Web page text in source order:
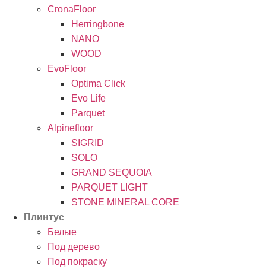
CronaFloor
Herringbone
NANO
WOOD
EvoFloor
Optima Click
Evo Life
Parquet
Alpinefloor
SIGRID
SOLO
GRAND SEQUOIA
PARQUET LIGHT
STONE MINERAL CORE
Плинтус
Белые
Под дерево
Под покраску